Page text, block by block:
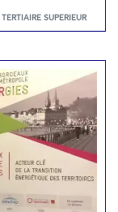
TERTIAIRE SUPERIEUR